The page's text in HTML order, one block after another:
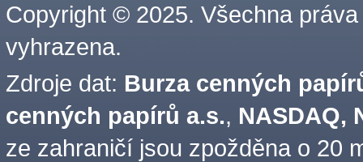
Copyright © 2025. Všechna práva
vyhrazena.
Zdroje dat: Burza cenných
cenných papírů a.s., NASDAQ,
ze zahraničí jsou zpožděna o 20